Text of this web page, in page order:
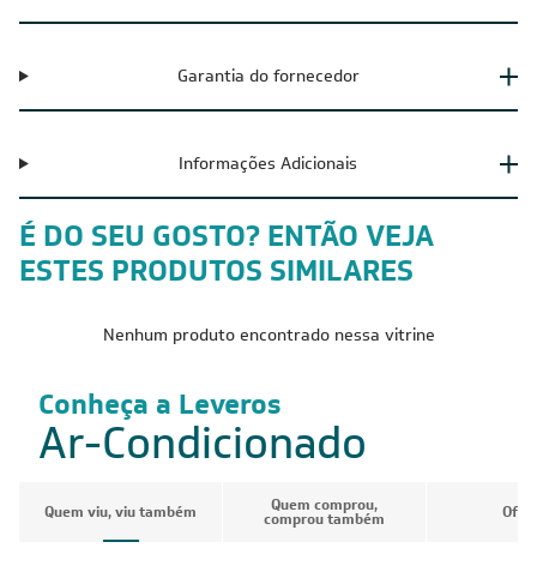
Garantia do fornecedor
Informações Adicionais
É DO SEU GOSTO? ENTÃO VEJA
ESTES PRODUTOS SIMILARES
Nenhum produto encontrado nessa vitrine
Conheça a Leveros
Ar-Condicionado
Quem viu, viu também Quem comprou,
comprou também